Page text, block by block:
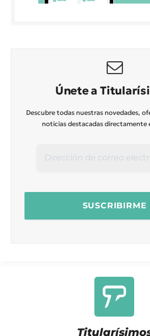
Únete a
Descubre todas nuestras novedades,
noticias destacadas directamente